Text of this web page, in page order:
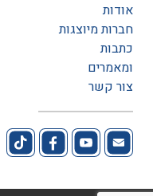
אודות
חברות מיוצגות
כתבות
ומאמרים
צור קשר